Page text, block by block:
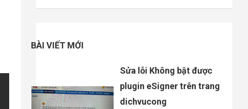
BÀI VIẾT MỚI
Sửa lỗi Không bật được
plugin eSigner trên trang
dichvucong